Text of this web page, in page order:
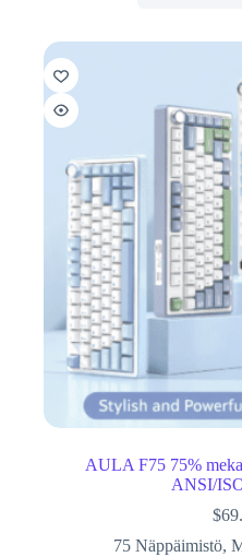
AULA F75 75%
ANSI/
$
75 Näppäimistö,